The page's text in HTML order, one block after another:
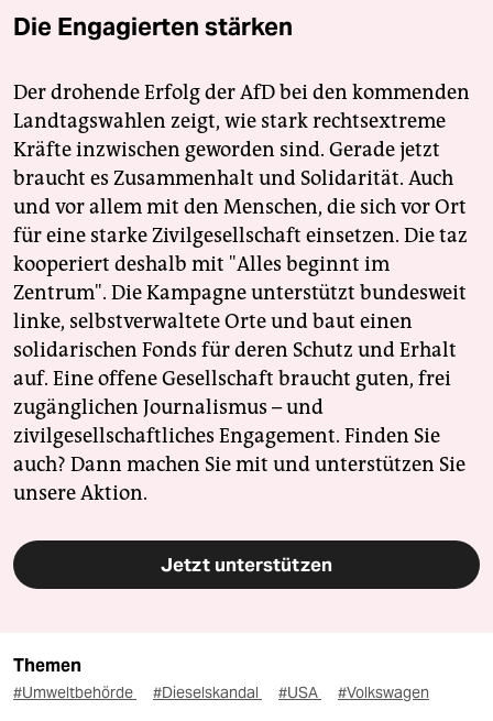
Die Engagierten stärken
Der drohende Erfolg der AfD bei den kommenden
Landtagswahlen zeigt, wie stark rechtsextreme
Kräfte inzwischen geworden sind. Gerade jetzt
braucht es Zusammenhalt und Solidarität. Auch
und vor allem mit den Menschen, die sich vor Ort
für eine starke Zivilgesellschaft einsetzen. Die taz
kooperiert deshalb mit "Alles beginnt im
Zentrum". Die Kampagne unterstützt bundesweit
linke, selbstverwaltete Orte und baut einen
solidarischen Fonds für deren Schutz und Erhalt
auf. Eine offene Gesellschaft braucht guten, frei
zugänglichen Journalismus – und
zivilgesellschaftliches Engagement. Finden Sie
auch? Dann machen Sie mit und unterstützen Sie
unsere Aktion.
Jetzt unterstützen
Themen
#Umweltbehörde #Dieselskandal #USA #Volkswagen